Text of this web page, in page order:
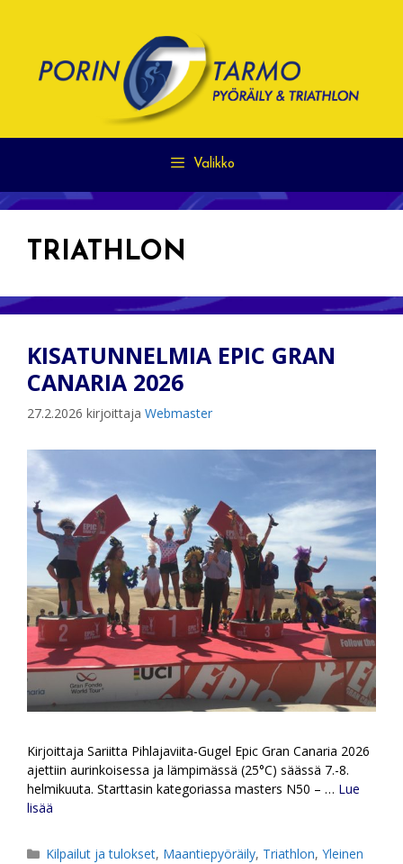
Valikko
TRIATHLON
KISATUNNELMIA EPIC GRAN
CANARIA 2026
27.2.2026 kirjoittaja Webmaster
Kirjoittaja Sariitta Pihlajaviita-Gugel Epic Gran Canaria 2026
ajettiin aurinkoisessa ja lämpimässä (25°C) säässä 7.-8.
helmikuuta. Starttasin kategoriassa masters N50 – … Lue
lisää
Kategoriat
Kilpailut ja tulokset, Maantiepyöräily, Triathlon,Yleinen